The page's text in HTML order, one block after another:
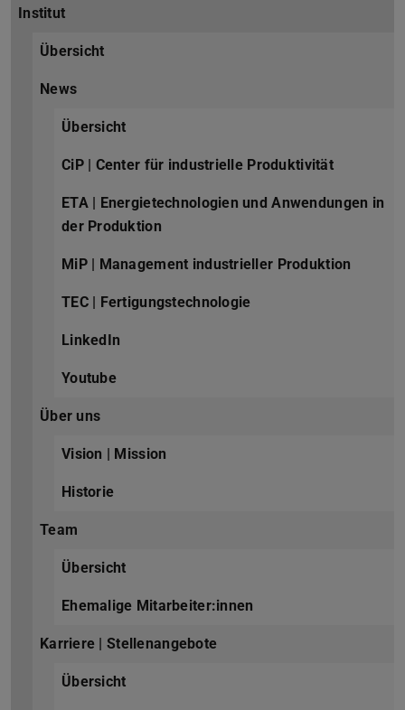
Institut
Übersicht
News
Übersicht
CiP | Center für industrielle Produktivität
ETA | Energietechnologien und Anwendungen in
der Produktion
MiP | Management industrieller Produktion
TEC | Fertigungstechnologie
LinkedIn
Youtube
Über uns
Vision | Mission
Historie
Team
Übersicht
Ehemalige Mitarbeiter:innen
Karriere | Stellenangebote
Übersicht